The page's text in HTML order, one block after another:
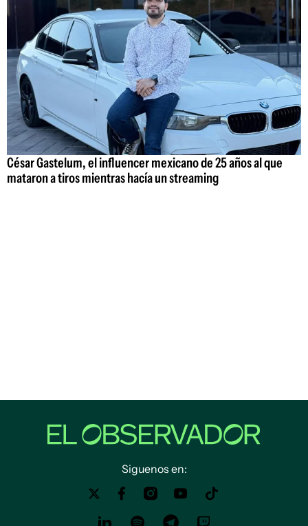
César Gastelum, el influencer mexicano de 25 años al que
mataron a tiros mientras hacía un streaming
Siguenos en: